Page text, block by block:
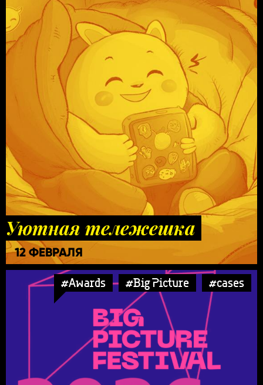
Уютная тележешка
12 ФЕВРАЛЯ
#Awards #Big Picture #cases